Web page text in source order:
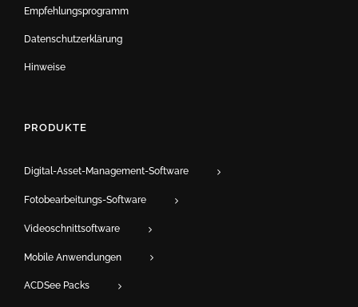
Empfehlungsprogramm
Datenschutzerklärung
Hinweise
PRODUKTE
Digital-Asset-Management-Software
Fotobearbeitungs-Software
Videoschnittsoftware
Mobile Anwendungen
ACDSee Packs